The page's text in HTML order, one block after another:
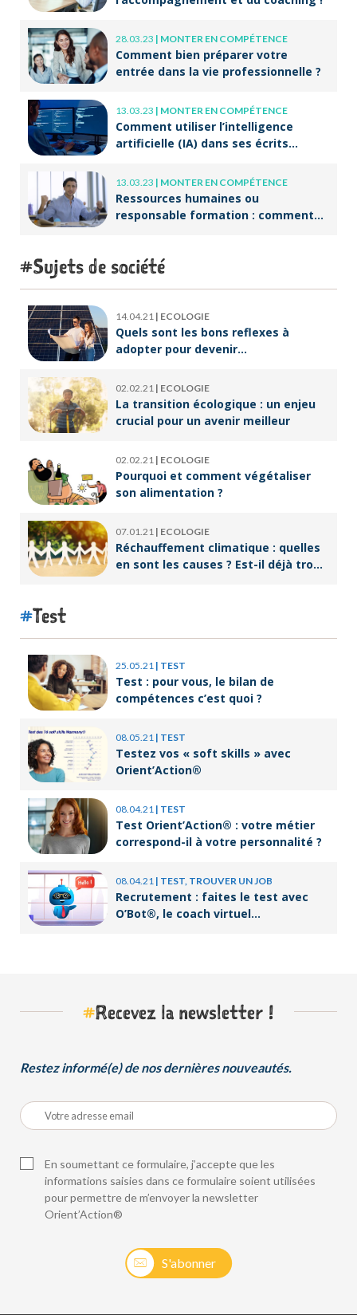
28.03.23 | MONTER EN COMPÉTENCE
Comment bien préparer votre
entrée dans la vie professionnelle ?
13.03.23 | MONTER EN COMPÉTENCE
Comment utiliser l’intelligence
artificielle (IA) dans ses écrits
13.03.23 | MONTER EN COMPÉTENCE
Ressources humaines ou
responsable formation : comment
Sujets de société
14.04.21 | ECOLOGIE
Quels sont les bons reflexes à
adopter pour devenir
02.02.21 | ECOLOGIE
La transition écologique : un enjeu
crucial pour un avenir meilleur
02.02.21 | ECOLOGIE
Pourquoi et comment végétaliser
son alimentation ?
07.01.21 | ECOLOGIE
Réchauffement climatique : quelles
en sont les causes ? Est-il déjà trop
Test
25.05.21 | TEST
Test : pour vous, le bilan de
compétences c’est quoi ?
08.05.21 | TEST
Testez vos « soft skills » avec
Orient’Action®
08.04.21 | TEST
Test Orient’Action® : votre métier
correspond-il à votre personnalité ?
08.04.21 | TEST, TROUVER UN JOB
Recrutement : faites le test avec
O’Bot®, le coach virtuel
#Recevez la newsletter !
Restez informé(e) de nos dernières nouveautés.
S'abonner
En soumettant ce formulaire, j’accepte que les
informations saisies dans ce formulaire soient utilisées
pour permettre de m’envoyer la newsletter
Orient’Action®